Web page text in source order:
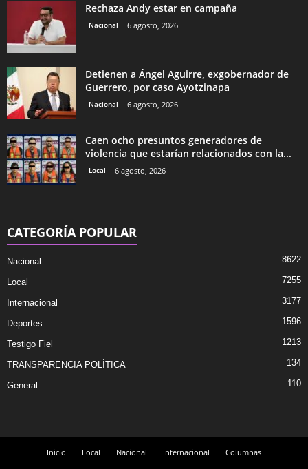
Rechaza Andy estar en campaña
Nacional 6 agosto, 2026
Detienen a Ángel Aguirre, exgobernador de
Guerrero, por caso Ayotzinapa
Nacional 6 agosto, 2026
Caen ocho presuntos generadores de
violencia que estarían relacionados con la...
Local 6 agosto, 2026
CATEGORÍA POPULAR
Nacional 8622
Local 7255
Internacional 3177
Deportes 1596
Testigo Fiel 1213
TRANSPARENCIA POLÍTICA 134
General 110
Inicio Local Nacional Internacional
Columnas